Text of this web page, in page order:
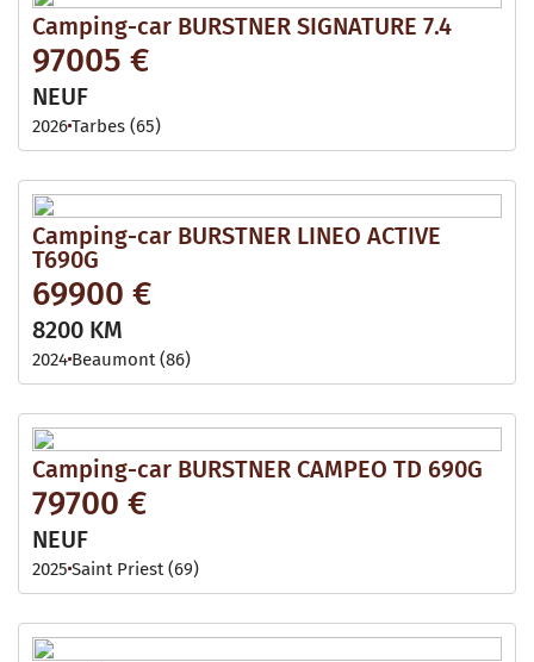
Camping-car BURSTNER SIGNATURE 7.4
97005 €
NEUF
2026Tarbes (65)
Camping-car BURSTNER LINEO ACTIVE
T690G
69900 €
8200 KM
2024 Beaumont (86)
Camping-car BURSTNER CAMPEO TD 690G
79700 €
NEUF
2025 Saint Priest (69)